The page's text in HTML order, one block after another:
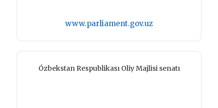
www.parliament.gov.uz
Ózbekstan Respublikası Oliy Majlisi senatı